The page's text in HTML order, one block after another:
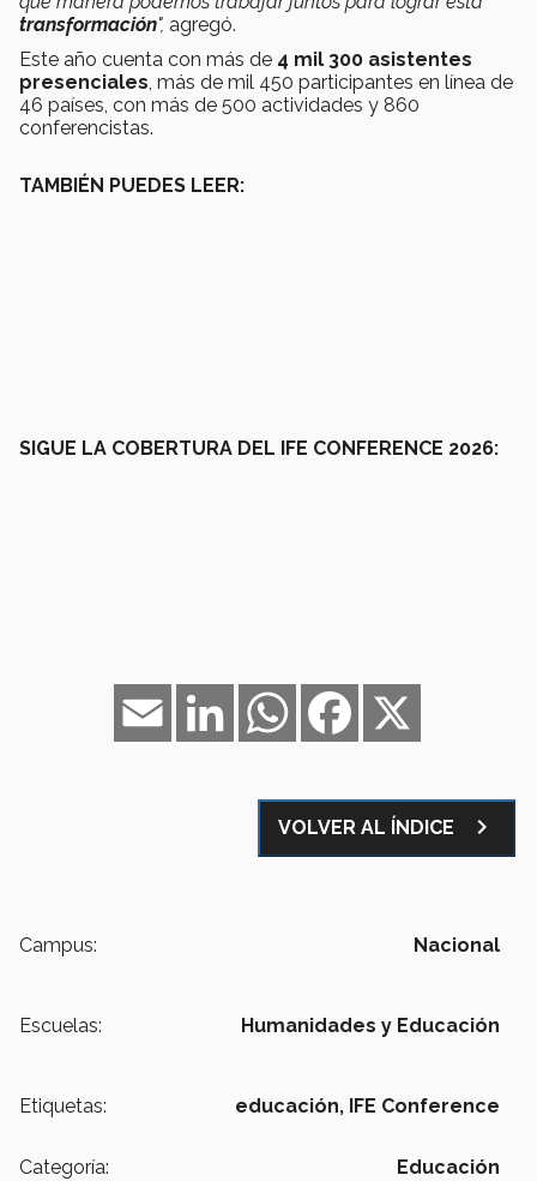
transformación", agregó.
Este año cuenta con más de 4 mil 300 asistentes
presenciales, más de mil 450 participantes en línea de
46 países, con más de 500 actividades y 860
conferencistas.
TAMBIÉN PUEDES LEER:
SIGUE LA COBERTURA DEL IFE CONFERENCE 2026:
Facebook
WhatsApp
LinkedIn
Email
VOLVER AL ÍNDICE navigate_next
Campus: Nacional
Escuelas: Humanidades y Educación
Etiquetas: educación, IFE Conference
Categoría: Educación